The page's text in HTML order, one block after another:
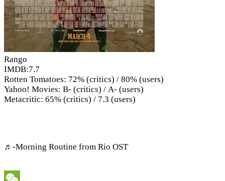
Rango
IMDB:7.7
Rotten Tomatoes: 72% (critics) / 80% (users)
Yahoo! Movies: B- (critics) / A- (users)
Metacritic: 65% (critics) / 7.3 (users)
♬-Morning Routine from Rio OST